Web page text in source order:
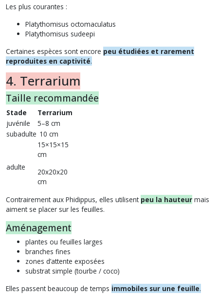
Les plus courantes :
Platythomisus octomaculatus
Platythomisus sudeepi
Certaines espèces sont encore peu étudiées et rarement
reproduites en captivité.
4. Terrarium
Taille recommandée
Stade
Terrarium
juvénile
5–8 cm
subadulte 10 cm
adulte
15×15×15
cm
20x20x20
cm
Contrairement aux Phidippus, elles utilisent peu la hauteur mais
aiment se placer sur les feuilles.
Aménagement
plantes ou feuilles larges
branches fines
zones d’attente exposées
substrat simple (tourbe / coco)
Elles passent beaucoup de temps immobiles sur une feuille.